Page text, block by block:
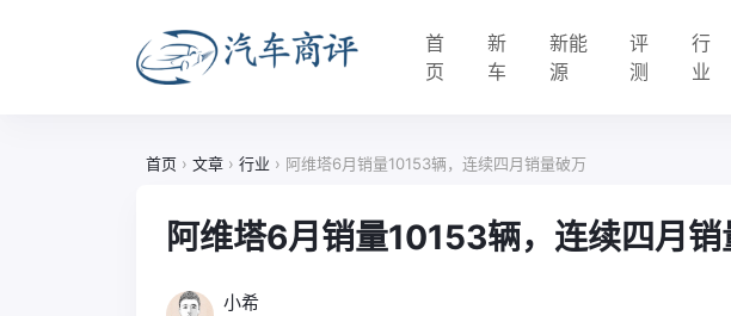
首
页
新
车
新能
源
评
测
行
业
首页 › 文章 › 行业 › 阿维塔6月销量10153辆，连续四月销量破万
阿维塔6月销量10153辆，连续四月销
小希